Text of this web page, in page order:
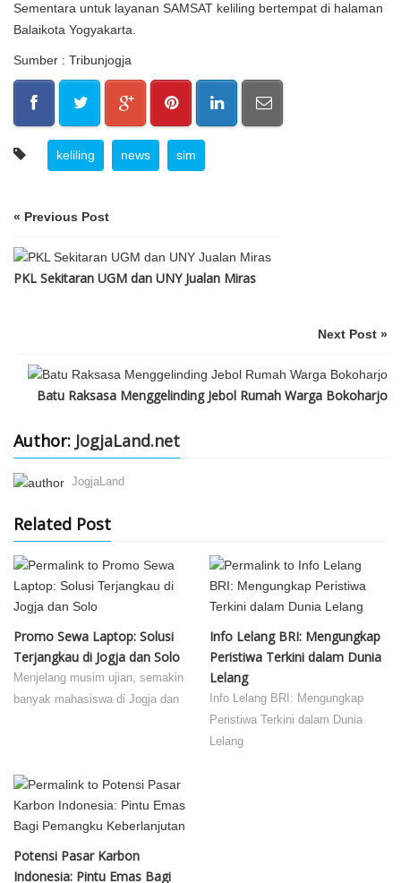
Sementara untuk layanan SAMSAT keliling bertempat di halaman
Balaikota Yogyakarta.
Sumber : Tribunjogja
keliling news sim
« Previous Post
PKL Sekitaran UGM dan UNY Jualan Miras
Next Post »
Batu Raksasa Menggelinding Jebol Rumah Warga Bokoharjo
Author: JogjaLand.net
JogjaLand
Related Post
Promo Sewa Laptop: Solusi
Terjangkau di Jogja dan Solo
Menjelang musim ujian, semakin
banyak mahasiswa di Jogja dan
Info Lelang BRI: Mengungkap
Peristiwa Terkini dalam Dunia
Lelang
Info Lelang BRI: Mengungkap
Peristiwa Terkini dalam Dunia
Lelang
Potensi Pasar Karbon
Indonesia: Pintu Emas Bagi